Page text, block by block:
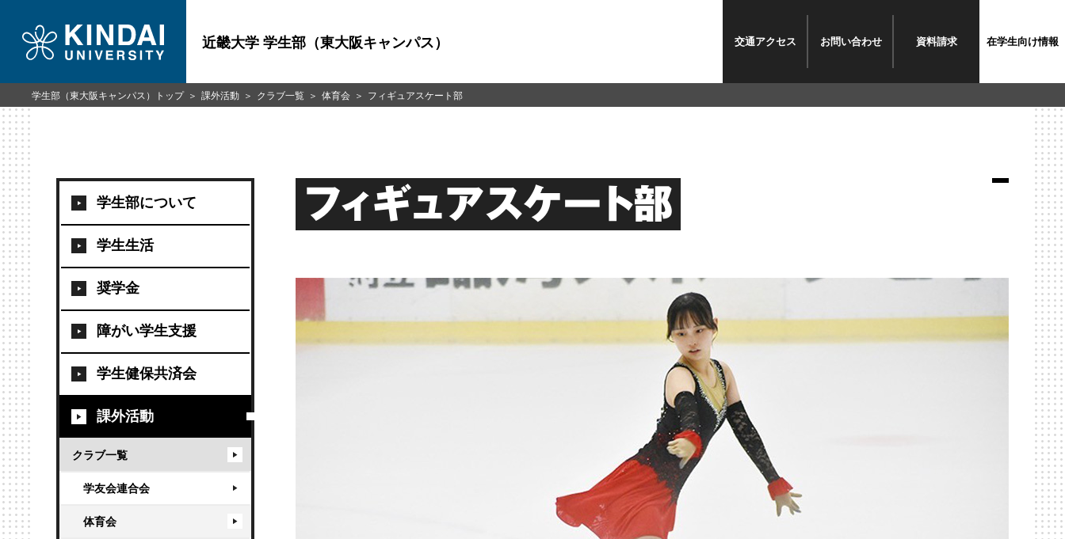
近畿大学 学生部（東大阪キャンパス） 交通アクセス お問い合わせ 資料請求 在学生向け情報
学生部について
学生生活
奨学金
障がい学生支援
学生健保共済会
課外活動
クラブ一覧
学友会連合会
体育会
フィギュアスケート部
学生部（東大阪キャンパス）トップ 課外活動 クラブ一覧 体育会 フィギュアスケート部